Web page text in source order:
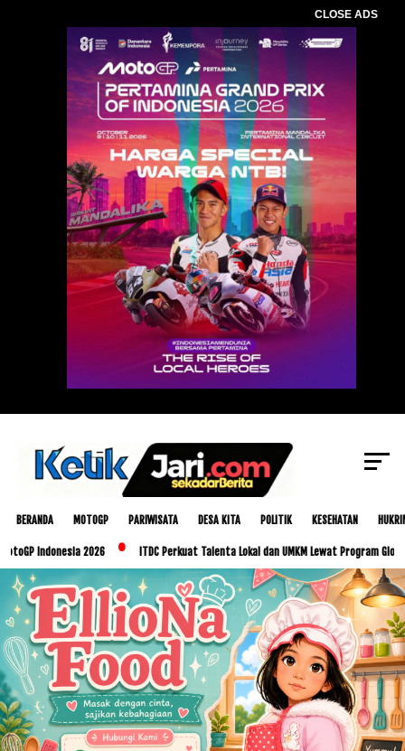
CLOSE ADS
BERANDA MOTOGP PARIWISATA DESA KITA POLITIK KESEHATAN
2026 ITDC Perkuat Talenta Lokal dan UMKM Lewat Program Glorious Golo
Baca Juga : Rayakan HUT ke-51, ITDC Gelar
Donor Darah Serentak di The Nusa Dua dan